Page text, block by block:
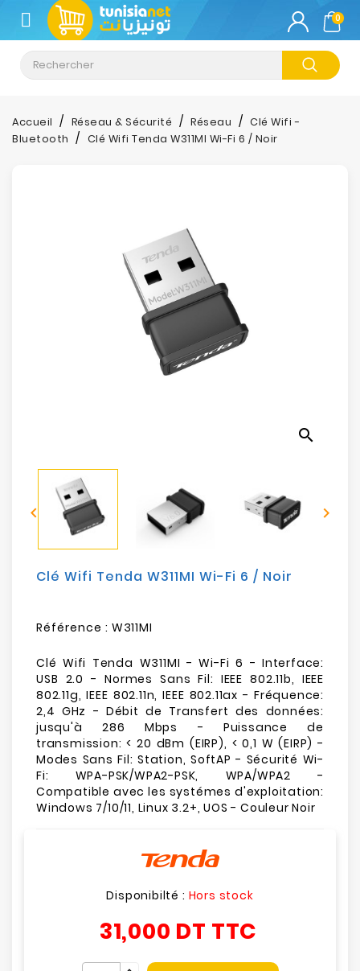
CATÉGORIE
Climatisation
Informatique
Sécurité
Mobilités
Loisirs
0
Accueil Réseau & Sécurité Réseau
Clé Wifi -
Bluetooth
Clé Wifi Tenda W311MI Wi-Fi 6 / Noir
search
 
Clé Wifi Tenda W311MI Wi-Fi 6 / Noir
Référence : W311MI
Clé Wifi Tenda W311MI - Wi-Fi 6 - Interface:
USB 2.0 - Normes Sans Fil: IEEE 802.11b, IEEE
802.11g, IEEE 802.11n, IEEE 802.11ax - Fréquence:
2,4 GHz - Débit de Transfert des données:
jusqu'à 286 Mbps - Puissance de
transmission: < 20 dBm (EIRP), < 0,1 W (EIRP) -
Modes Sans Fil: Station, SoftAP - Sécurité Wi-
Fi: WPA-PSK/WPA2-PSK, WPA/WPA2 -
Compatible avec les systémes d'exploitation:
Windows 7/10/11, Linux 3.2+, UOS - Couleur Noir
Disponibilté : Hors stock
31,000 DT TTC